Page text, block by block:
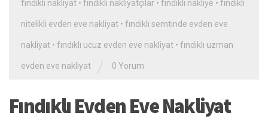
fındıklı nakliyat • fındıklı nakliyatçılar • fındıklı nakliye • fındıklı
nitelikli evden eve nakliyat • fındıklı semtinde evden eve
nakliyat • fındıklı ucuz evden eve nakliyat • fındıklı uzman
evden eve nakliyat 0 Yorum
Fındıklı Evden Eve Nakliyat